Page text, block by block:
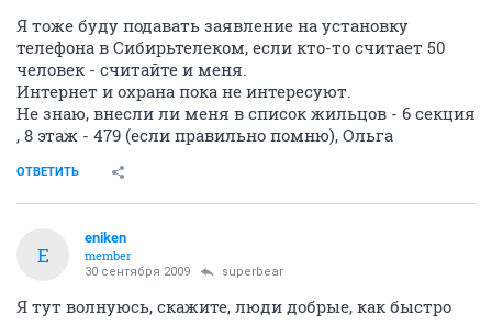
Я тоже буду подавать заявление на установку
телефона в Сибирьтелеком, если кто-то считает 50
человек - считайте и меня.
Интернет и охрана пока не интересуют.
Не знаю, внесли ли меня в список жильцов - 6 секция
, 8 этаж - 479 (если правильно помню), Ольга
ОТВЕТИТЬ
E
eniken
member
30 сентября 2009 superbear
Я тут волнуюсь, скажите, люди добрые, как быстро